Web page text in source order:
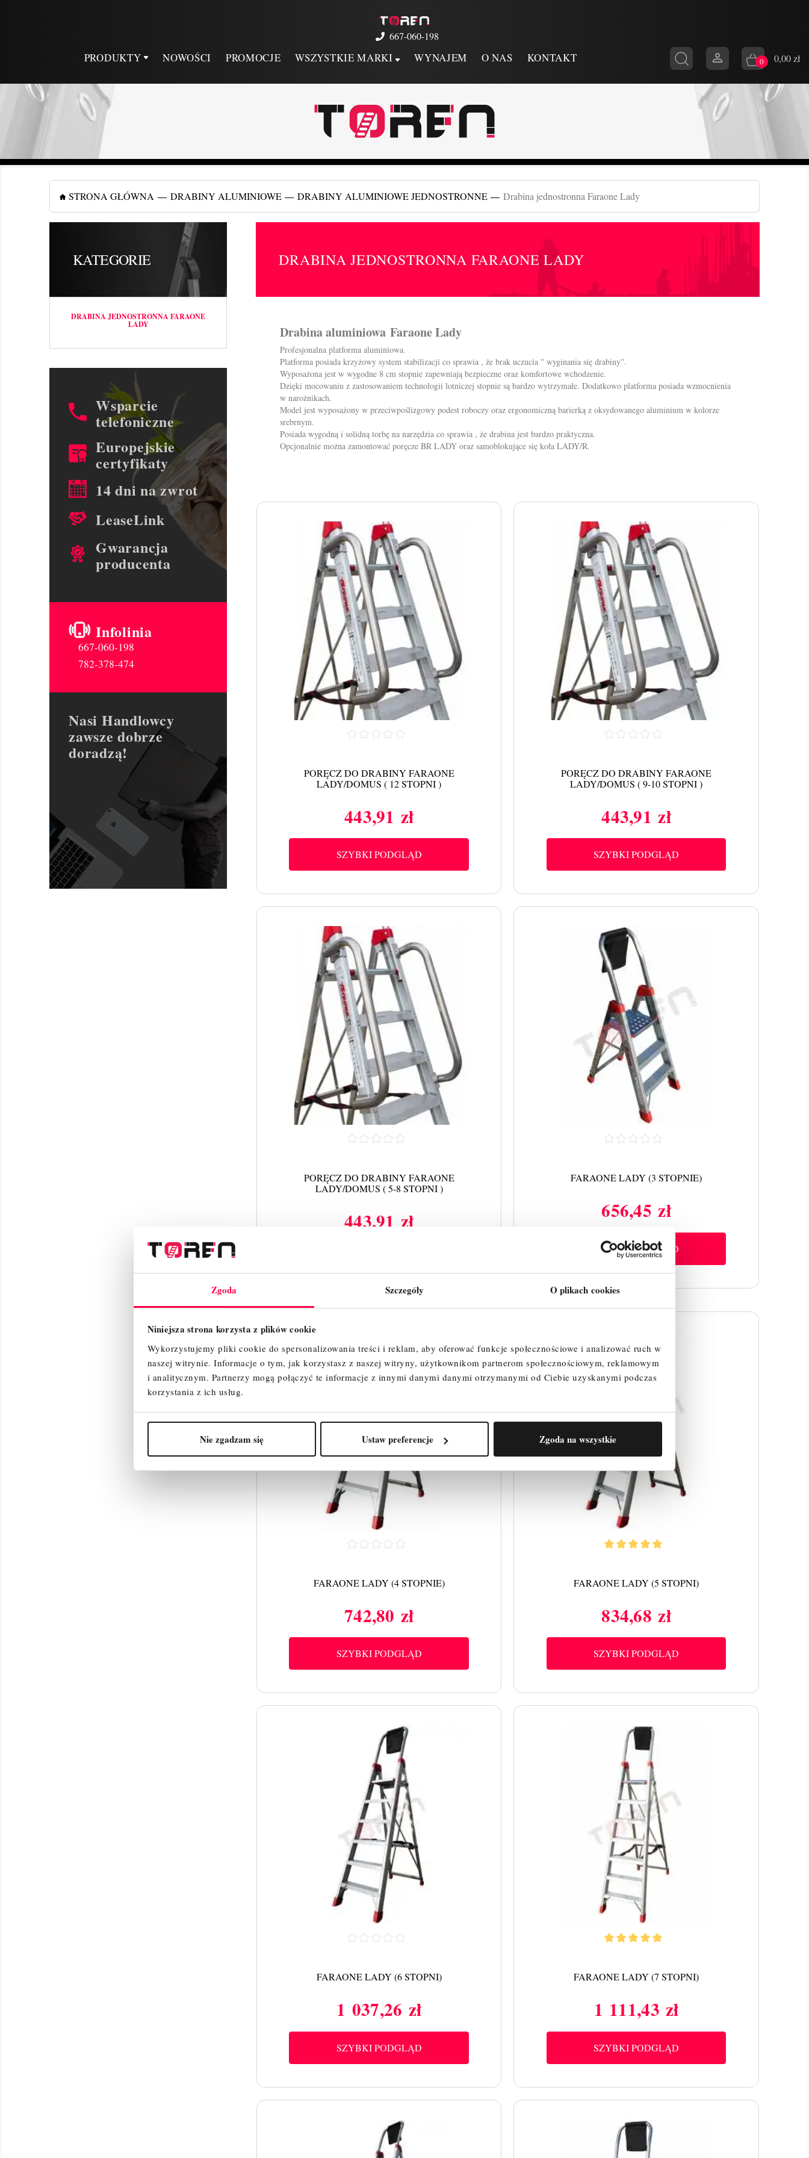
Zgoda Szczegóły O plikach cookies
Niniejsza strona korzysta z plików cookie
Wykorzystujemy pliki cookie do spersonalizowania treści i reklam, aby oferować funkcje społecznościowe i analizować ruch w
naszej witrynie. Informacje o tym, jak korzystasz z naszej witryny, użytkownikom partnerom społecznościowym, reklamowym
i analitycznym. Partnerzy mogą połączyć te informacje z innymi danymi danymi otrzymanymi od Ciebie uzyskanymi podczas
korzystania z ich usług.
Nie zgadzam się Ustaw preferencje Zgoda na wszystkie
667-060-198
PRODUKTY NOWOŚCI PROMOCJE WSZYSTKIE MARKI WYNAJEM O NAS KONTAKT  0 0,00 zł
STRONA GŁÓWNA DRABINY ALUMINIOWE DRABINY ALUMINIOWE JEDNOSTRONNE Drabina jednostronna Faraone Lady
KATEGORIE
DRABINA JEDNOSTRONNA FARAONE
LADY
Wsparcie
telefoniczne
Europejskie
certyfikaty
14 dni na zwrot
LeaseLink
Gwarancja
producenta
Infolinia
667-060-198
782-378-474
Nasi Handlowcy
zawsze dobrze
doradzą!
DRABINA JEDNOSTRONNA FARAONE LADY
Drabina aluminiowa Faraone Lady
Profesjonalna platforma aluminiowa.
Platforma posiada krzyżowy system stabilizacji co sprawia , że brak uczucia '' wyginania się drabiny''.
Wyposażona jest w wygodne 8 cm stopnie zapewniają bezpieczne oraz komfortowe wchodzenie.
Dzięki mocowaniu z zastosowaniem technologii lotniczej stopnie są bardzo wytrzymałe. Dodatkowo platforma posiada wzmocnienia
w narożnikach.
Model jest wyposażony w przeciwpoślizgowy podest roboczy oraz ergonomiczną barierką z oksydowanego aluminium w kolorze
srebrnym.
Posiada wygodną i solidną torbę na narzędzia co sprawia , że drabina jest bardzo praktyczna.
Opcjonalnie można zamontować poręcze BR LADY oraz samoblokujące się koła LADY/R.
PORĘCZ DO DRABINY FARAONE
LADY/DOMUS ( 12 STOPNI )
Cena
443,91 zł
SZYBKI PODGLĄD
PORĘCZ DO DRABINY FARAONE
LADY/DOMUS ( 9-10 STOPNI )
Cena
443,91 zł
SZYBKI PODGLĄD
PORĘCZ DO DRABINY FARAONE
LADY/DOMUS ( 5-8 STOPNI )
Cena
443,91 zł
FARAONE LADY (3 STOPNIE)
Cena
656,45 zł
SZYBKI PODGLĄD
FARAONE LADY (4 STOPNIE)
Cena
742,80 zł
SZYBKI PODGLĄD
FARAONE LADY (5 STOPNI)
Cena
834,68 zł
SZYBKI PODGLĄD
FARAONE LADY (6 STOPNI)
Cena
1 037,26 zł
SZYBKI PODGLĄD
FARAONE LADY (7 STOPNI)
Cena
1 111,43 zł
SZYBKI PODGLĄD